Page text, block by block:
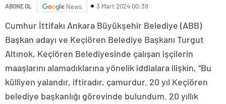
ABONE OL News 3 Mart 2024 00:39
Cumhur İttifakı Ankara Büyükşehir Belediye (ABB)
Başkan adayı ve Keçiören Belediye Başkanı Turgut
Altınok, Keçiören Belediyesinde çalışan işçilerin
maaşlarını alamadıklarına yönelik iddialara ilişkin, “Bu
külliyen yalandır, iftiradır, çamurdur. 20 yıl Keçiören
belediye başkanlığı görevinde bulundum. 20 yıllık